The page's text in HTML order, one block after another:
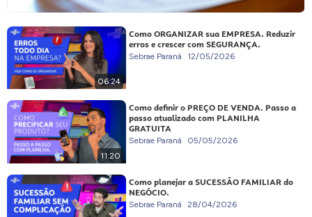
06:24
Como ORGANIZAR sua EMPRESA. Reduzir
erros e crescer com SEGURANÇA.
Sebrae Paraná 12/05/2026
11:20
Como definir o PREÇO DE VENDA. Passo a
passo atualizado com PLANILHA
GRATUITA
Sebrae Paraná 05/05/2026
Como planejar a SUCESSÃO FAMILIAR do
NEGÓCIO.
Sebrae Paraná 28/04/2026